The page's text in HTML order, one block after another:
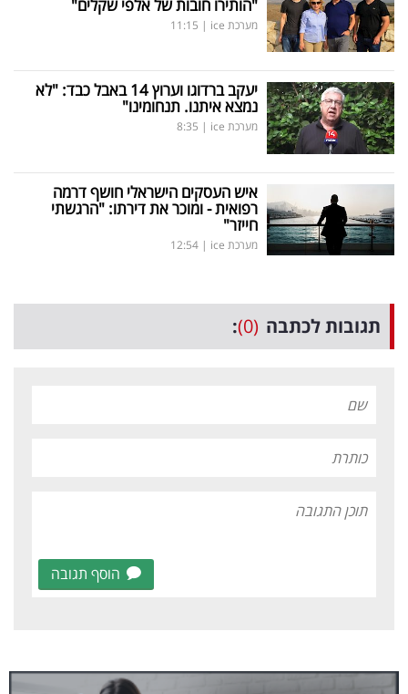
"הותירו חובות של אלפי שקלים"
מערכת ice |
11:15
יעקב ברדוגו וערוץ 14 באבל כבד: "לא
נמצא איתנו. תנחומינו"
מערכת ice |
8:35
איש העסקים הישראלי חושף דרמה
רפואית - ומוכר את דירתו: "הרגשתי
חייזר"
מערכת ice |
12:54
תגובות לכתבה (0)
:
הוסף תגובה